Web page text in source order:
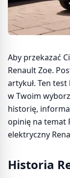
Aby przekazać
Renault Zoe.
artykuł. Ten
w Twoim
historię,
opinię na temat
elektryczny
Historia